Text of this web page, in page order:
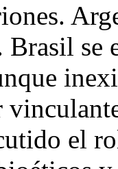
Brasil se
el